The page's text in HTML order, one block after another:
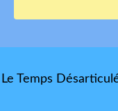
Le Temps